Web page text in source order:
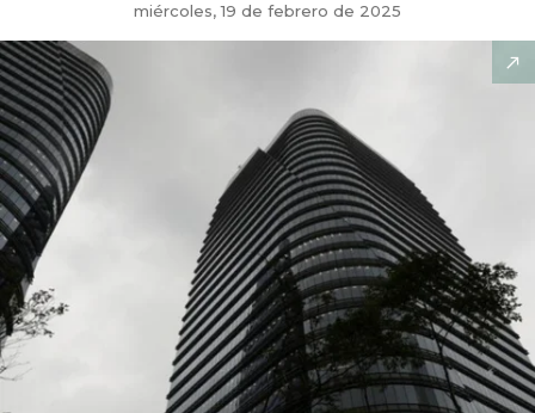
miércoles, 19 de febrero de 2025